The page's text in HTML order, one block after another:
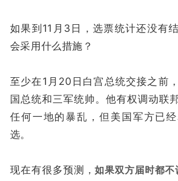
如果到11月3日，选票统计还没有
会采用什么措施？
至少在1月20日白宫总统交接之前
国总统和三军统帅。他有权调动联
任何一地的暴乱，但美国军方已
选。
现在有很多预测，如果双方届时都